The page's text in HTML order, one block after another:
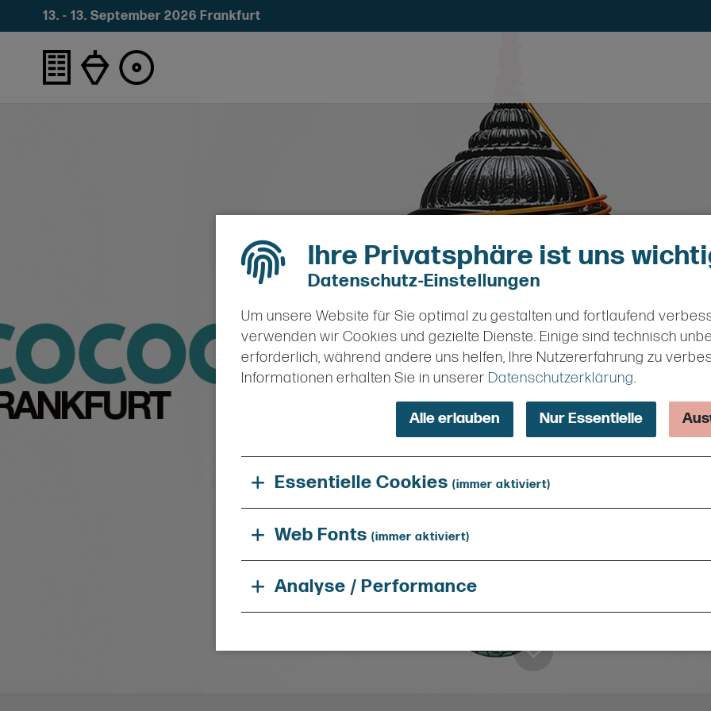
13. - 13. September 2026 Frankfurt
COCOON #2
Ihre Privatsphäre ist uns
Datenschutz-Einstellungen
Um unsere Website für Sie optimal zu gestalten und fortlaufend
verwenden wir Cookies und gezielte Dienste. Einige sind technisch
erforderlich, während andere uns helfen, Ihre Nutzererfahrung zu
Informationen erhalten Sie in unserer Datenschutzerklärung.
Alle erlauben Nur Essentielle
Essentielle Cookies(immer aktiviert)
Web Fonts(immer aktiviert)
Analyse / Performance